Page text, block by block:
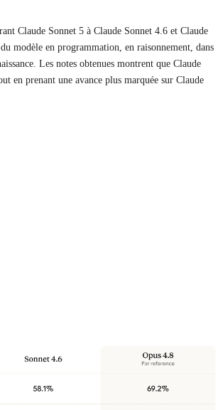
Claude Sonnet 5 à Claude Sonnet 4.6 et Claude
modèle en programmation, en raisonnement, dans
Les notes obtenues montrent que Claude
en prenant une avance plus marquée sur Claude